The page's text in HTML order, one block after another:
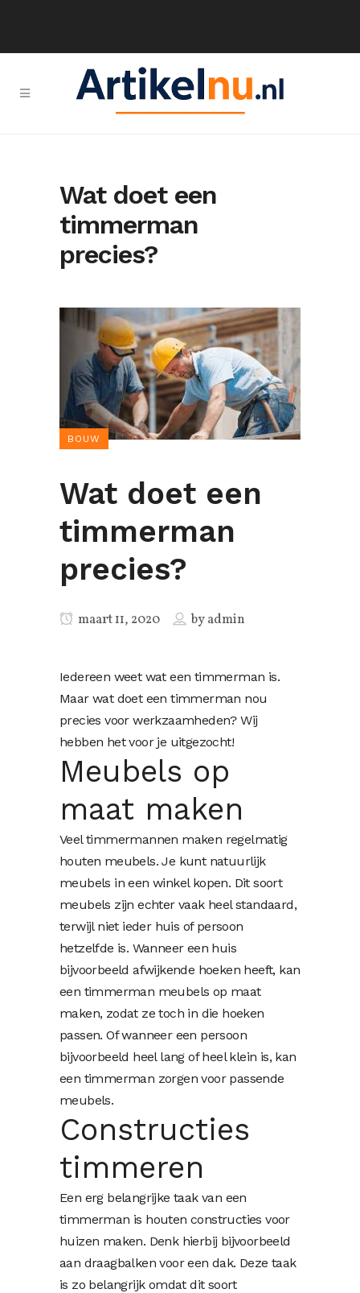
Wat doet een
timmerman
precies?
BOUW
Wat doet een
timmerman
precies?
maart 11, 2020 byadmin
Iedereen weet wat een timmerman is.
Maar wat doet een timmerman nou
precies voor werkzaamheden? Wij
hebben het voor je uitgezocht!
Meubels op
maat maken
Veel timmermannen maken regelmatig
houten meubels. Je kunt natuurlijk
meubels in een winkel kopen. Dit soort
meubels zijn echter vaak heel standaard,
terwijl niet ieder huis of persoon
hetzelfde is. Wanneer een huis
bijvoorbeeld afwijkende hoeken heeft, kan
een timmerman meubels op maat
maken, zodat ze toch in die hoeken
passen. Of wanneer een persoon
bijvoorbeeld heel lang of heel klein is, kan
een timmerman zorgen voor passende
meubels.
Constructies
timmeren
Een erg belangrijke taak van een
timmerman is houten constructies voor
huizen maken. Denk hierbij bijvoorbeeld
aan draagbalken voor een dak. Deze taak
is zo belangrijk omdat dit soort